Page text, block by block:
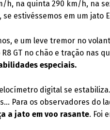
h, na quinta 290 km/h, na
se estivéssemos em um jato
e um leve tremor no
GT no chão e tração nas
especiais.
digital se
Para os observadores do
a jato em voo rasante. Foi